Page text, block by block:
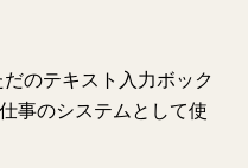
のテキスト入力ボック
事のシステムとして使